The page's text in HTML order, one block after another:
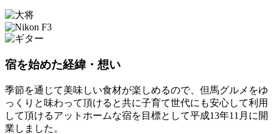
宿を始めた経緯・想い
季節を通じて美味しい食材が楽しめるので、但馬グルメをゆ
っくりと味わって頂けると共に子育て世代にも安心して利用
して頂けるアットホームな宿を目標として平成13年11月に開
業しました。